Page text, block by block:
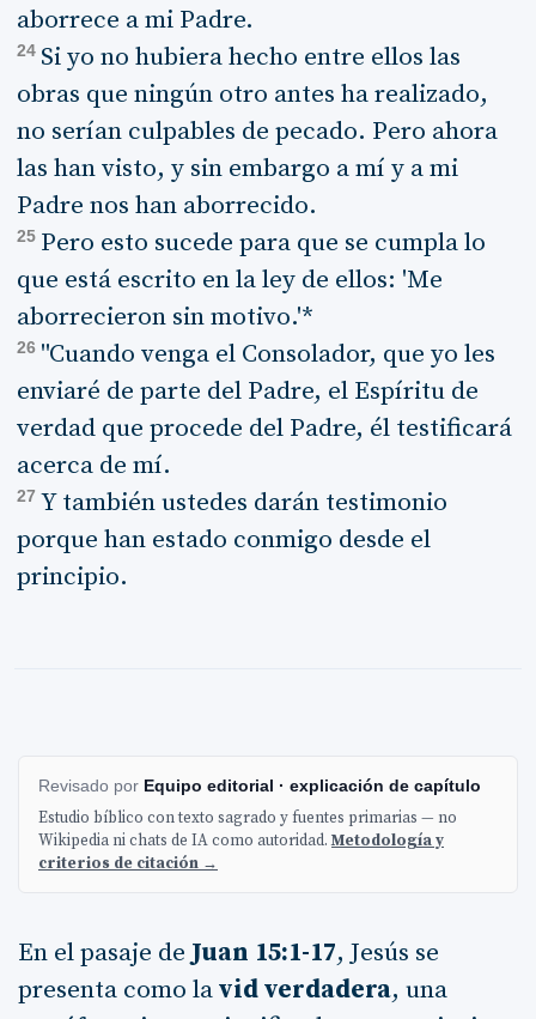
aborrece a mi Padre.
24 Si yo no hubiera hecho entre ellos las
obras que ningún otro antes ha realizado,
no serían culpables de pecado. Pero ahora
las han visto, y sin embargo a mí y a mi
Padre nos han aborrecido.
25 Pero esto sucede para que se cumpla lo
que está escrito en la ley de ellos: 'Me
aborrecieron sin motivo.'*
26 "Cuando venga el Consolador, que yo les
enviaré de parte del Padre, el Espíritu de
verdad que procede del Padre, él testificará
acerca de mí.
27 Y también ustedes darán testimonio
porque han estado conmigo desde el
principio.
Revisado por Equipo editorial · explicación de capítulo
Estudio bíblico con texto sagrado y fuentes primarias — no
Wikipedia ni chats de IA como autoridad.Metodología y
criterios de citación →
En el pasaje de Juan 15:1-17, Jesús se
presenta como lavid verdadera, una